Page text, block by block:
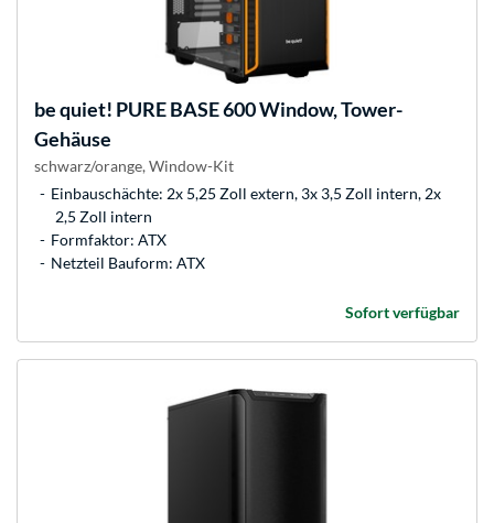
be quiet! PURE BASE 600 Window, Tower-
Gehäuse
schwarz/orange, Window-Kit
Einbauschächte: 2x 5,25 Zoll extern, 3x 3,5 Zoll intern, 2x
2,5 Zoll intern
Formfaktor: ATX
Netzteil Bauform: ATX
Sofort verfügbar